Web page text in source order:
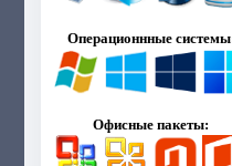
Операционнные
Офисные пакеты: